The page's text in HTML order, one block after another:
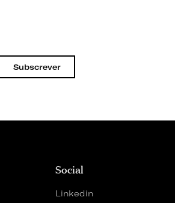
Subscrever
Social
Linkedin